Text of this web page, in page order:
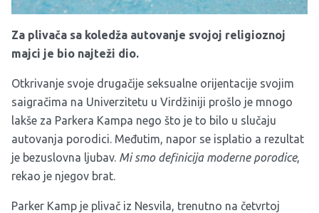
Za plivača sa koledža autovanje svojoj religioznoj
majci je bio najteži dio.
Otkrivanje svoje drugačije seksualne orijentacije svojim
saigračima na Univerzitetu u Virdžiniji prošlo je mnogo
lakše za Parkera Kampa nego što je to bilo u slučaju
autovanja porodici. Međutim, napor se isplatio a rezultat
je bezuslovna ljubav. Mi smo definicija moderne porodice,
rekao je njegov brat.
Parker Kamp je plivač iz Nesvila, trenutno na četvrtoj